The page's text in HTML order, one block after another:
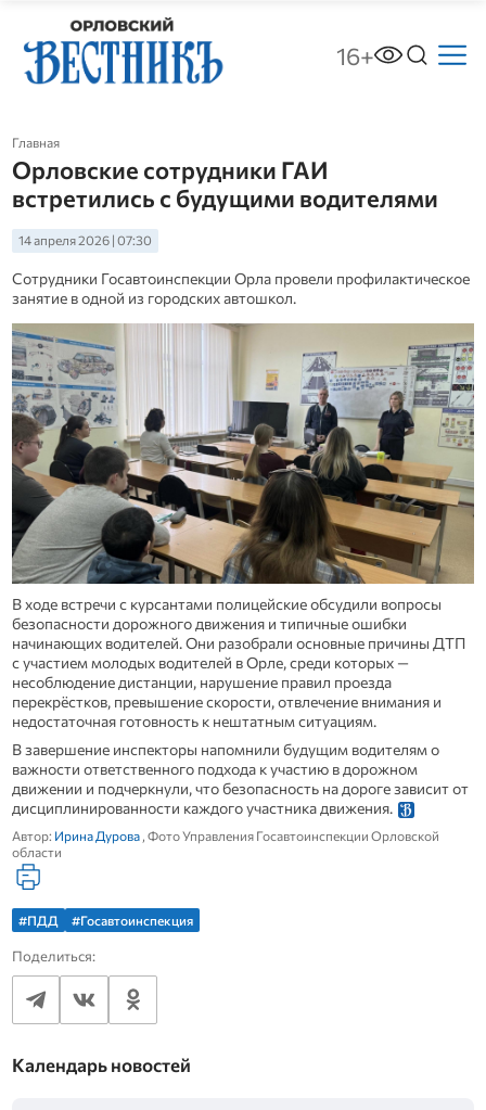
16+
Главная
Орловские сотрудники ГАИ
встретились с будущими водителями
14 апреля 2026 | 07:30
Сотрудники Госавтоинспекции Орла провели профилактическое
занятие в одной из городских автошкол.
В ходе встречи с курсантами полицейские обсудили вопросы
безопасности дорожного движения и типичные ошибки
начинающих водителей. Они разобрали основные причины ДТП
с участием молодых водителей в Орле, среди которых —
несоблюдение дистанции, нарушение правил проезда
перекрёстков, превышение скорости, отвлечение внимания и
недостаточная готовность к нештатным ситуациям.
В завершение инспекторы напомнили будущим водителям о
важности ответственного подхода к участию в дорожном
движении и подчеркнули, что безопасность на дороге зависит от
дисциплинированности каждого участника движения.
Автор: Ирина Дурова, Фото Управления Госавтоинспекции Орловской
области
#ПДД #Госавтоинспекция
Поделиться:
Календарь новостей